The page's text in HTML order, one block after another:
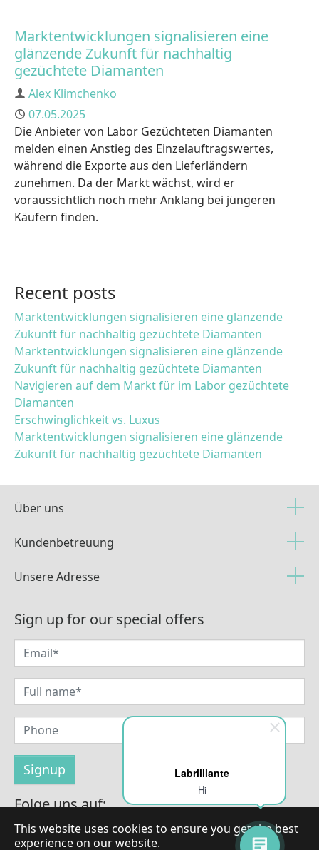
Labrilliante
Hi
This website uses cookies to ensure you get the best
experience on our website.
Marktentwicklungen signalisieren eine
glänzende Zukunft für nachhaltig
gezüchtete Diamanten
Author
Alex Klimchenko
Published
07.05.2025
Die Anbieter von Labor Gezüchteten Diamanten
melden einen Anstieg des Einzelauftragswertes,
während die Exporte aus den Lieferländern
zunehmen. Da der Markt wächst, wird er
voraussichtlich noch mehr Anklang bei jüngeren
Käufern finden.
Recent posts
Marktentwicklungen signalisieren eine glänzende
Zukunft für nachhaltig gezüchtete Diamanten
Marktentwicklungen signalisieren eine glänzende
Zukunft für nachhaltig gezüchtete Diamanten
Navigieren auf dem Markt für im Labor gezüchtete
Diamanten
Erschwinglichkeit vs. Luxus
Marktentwicklungen signalisieren eine glänzende
Zukunft für nachhaltig gezüchtete Diamanten
Über uns
Kundenbetreuung
Unsere Adresse
Sign up for our special offers
Folge uns auf: